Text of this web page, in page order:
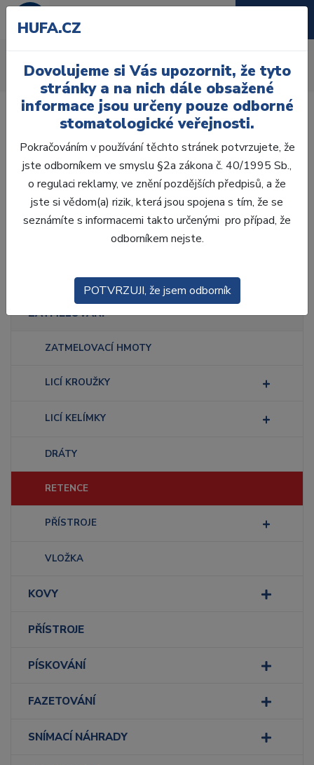
Úvod Laboratoř Zatmelování Retence
Laboratoř
ZHOTOVENÍ MODELŮ
VOSKOVÁ MODELACE
CAD/CAM
ZATMELOVÁNÍ
ZATMELOVACÍ HMOTY
LICÍ KROUŽKY
LICÍ KELÍMKY
DRÁTY
RETENCE
PŘÍSTROJE
VLOŽKA
KOVY
PŘÍSTROJE
PÍSKOVÁNÍ
FAZETOVÁNÍ
SNÍMACÍ NÁHRADY
HUFA.CZ
Dovolujeme si Vás upozornit, že tyto
stránky a na nich dále obsažené
informace jsou určeny pouze odborné
stomatologické veřejnosti.
Pokračováním v používání těchto stránek potvrzujete, že
jste odborníkem ve smyslu §2a zákona č. 40/1995 Sb.,
o regulaci reklamy, ve znění pozdějších předpisů, a že
jste si vědom(a) rizik, která jsou spojena s tím, že se
seznámíte s informacemi takto určenými pro případ, že
odborníkem nejste.
POTVRZUJI, že jsem odborník